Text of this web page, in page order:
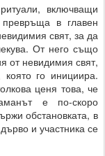
включващи
превръща в главен
свят, за да
От него също
от невидимия свят,
го инициира.
ценя това, че
е по-скоро
обстановката, в
и участника се